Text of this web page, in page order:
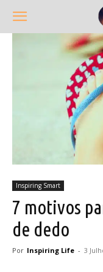
Inspiring Smart
7 motivos
de dedo
Por Inspiring Life - 3